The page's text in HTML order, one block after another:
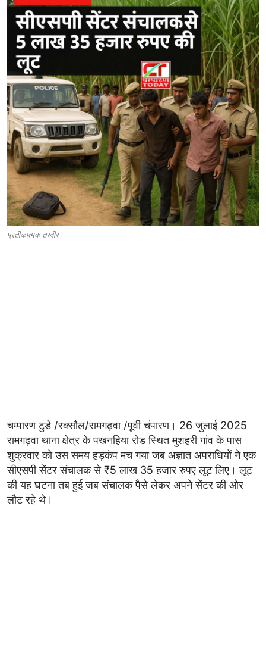
प्रतीकात्मक तस्वीर
चम्पारण टुडे /रक्सौल/रामगढ़वा /पूर्वी चंपारण। 26 जुलाई 2025
रामगढ़वा थाना क्षेत्र के पखनहिया रोड स्थित मुशहरी गांव के पास
शुक्रवार को उस समय हड़कंप मच गया जब अज्ञात अपराधियों ने एक
सीएसपी सेंटर संचालक से ₹5 लाख 35 हजार रुपए लूट लिए। लूट
की यह घटना तब हुई जब संचालक पैसे लेकर अपने सेंटर की ओर
लौट रहे थे।